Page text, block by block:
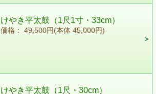
けやき平太鼓（1尺1寸・33cm）
価格： 49,500円(本体 45,000円)
けやき平太鼓（1尺・30cm）